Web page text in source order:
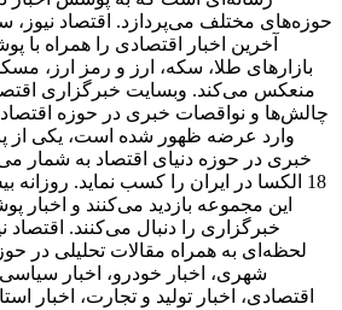
حوزه‌های مختلف می‌پردازد. اقتصاد نیوز،
آخرین اخبار اقتصادی را همراه
بازارهای طلا، سکه، ارز و رمز ارز،
منعکس می‌کند. وبسایت خبرگزاری
چالش‌ها و نواقصات خبری در حوزه اقتصاد و
وارد عرضه ظهور شده است، یکی از
خبری در حوزه دنیای اقتصاد به شمار
18 الکسا در ایران را کسب نماید. روزانه
این مجموعه بازدید می‌کنند و
خبرگزاری را دنبال می‌کنند. اقتصاد
لحظه‌ای به همراه مقالات تحلیلی در
شهری، اخبار خودرو، اخبار سیاسی،
اقتصادی، اخبار تولید و تجارت، اخبار